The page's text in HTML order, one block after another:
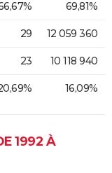
69,81%
29 12 059 360
23 10 118 940
16,09%
1992 À